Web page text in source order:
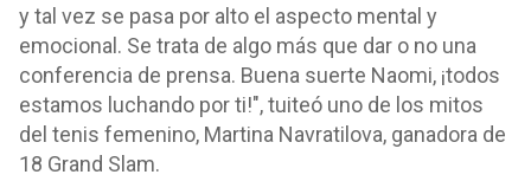
y tal vez se pasa por alto el aspecto mental y
emocional. Se trata de algo más que dar o no una
conferencia de prensa. Buena suerte Naomi, ¡todos
estamos luchando por ti!", tuiteó uno de los mitos
del tenis femenino, Martina Navratilova, ganadora de
18 Grand Slam.